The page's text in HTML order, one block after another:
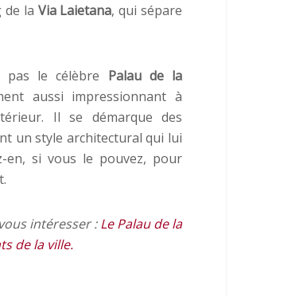
la Via Laietana, qui sépare
pas le célèbre Palau de la
aussi impressionnant à
Il se démarque des
un style architectural qui lui
en, si vous le pouvez, pour
intéresser :Le Palau de la
de la ville.